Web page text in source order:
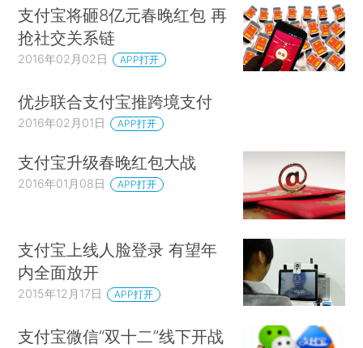
支付宝将砸8亿元春晚红包 再
抢社交关系链
2016年02月02日 APP打开
优步联合支付宝推跨境支付
2016年02月01日 APP打开
支付宝升级春晚红包大战
2016年01月08日 APP打开
支付宝上线人脸登录 有望年
内全面放开
2015年12月17日 APP打开
支付宝微信“双十二”线下开战